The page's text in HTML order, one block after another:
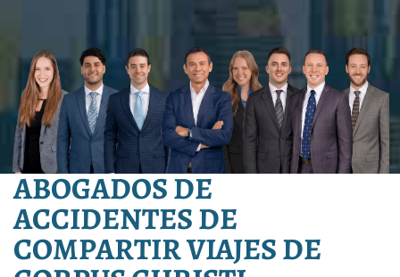
ABOGADOS DE
ACCIDENTES DE
COMPARTIR VIAJES DE